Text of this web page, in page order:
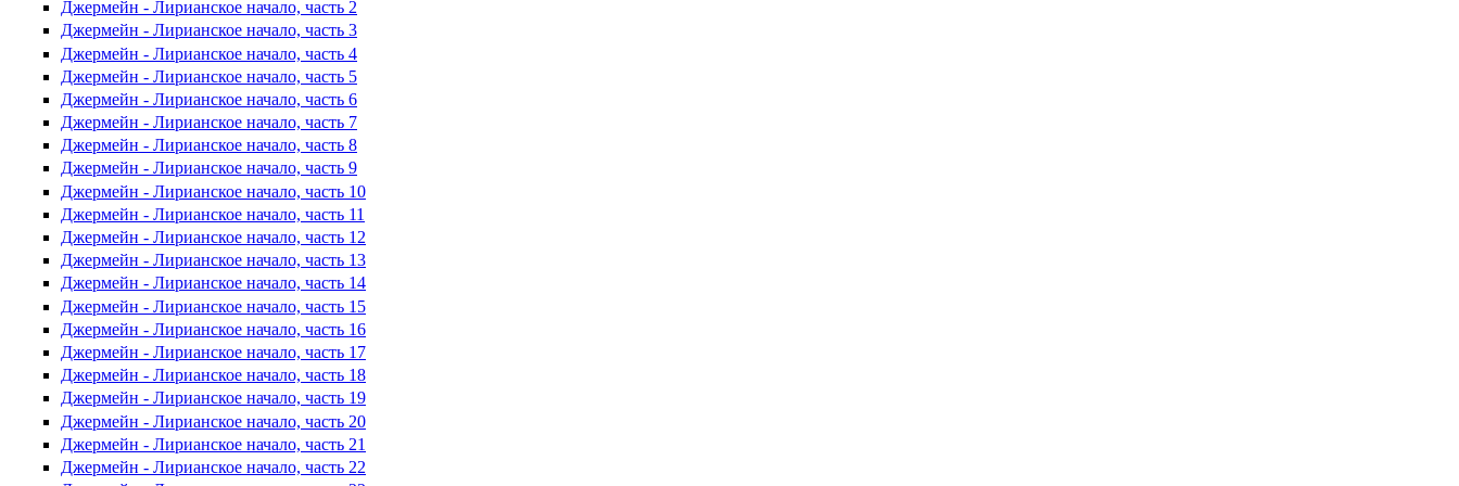
Джермейн - Лирианское начало, часть 2
Джермейн - Лирианское начало, часть 3
Джермейн - Лирианское начало, часть 4
Джермейн - Лирианское начало, часть 5
Джермейн - Лирианское начало, часть 6
Джермейн - Лирианское начало, часть 7
Джермейн - Лирианское начало, часть 8
Джермейн - Лирианское начало, часть 9
Джермейн - Лирианское начало, часть 10
Джермейн - Лирианское начало, часть 11
Джермейн - Лирианское начало, часть 12
Джермейн - Лирианское начало, часть 13
Джермейн - Лирианское начало, часть 14
Джермейн - Лирианское начало, часть 15
Джермейн - Лирианское начало, часть 16
Джермейн - Лирианское начало, часть 17
Джермейн - Лирианское начало, часть 18
Джермейн - Лирианское начало, часть 19
Джермейн - Лирианское начало, часть 20
Джермейн - Лирианское начало, часть 21
Джермейн - Лирианское начало, часть 22